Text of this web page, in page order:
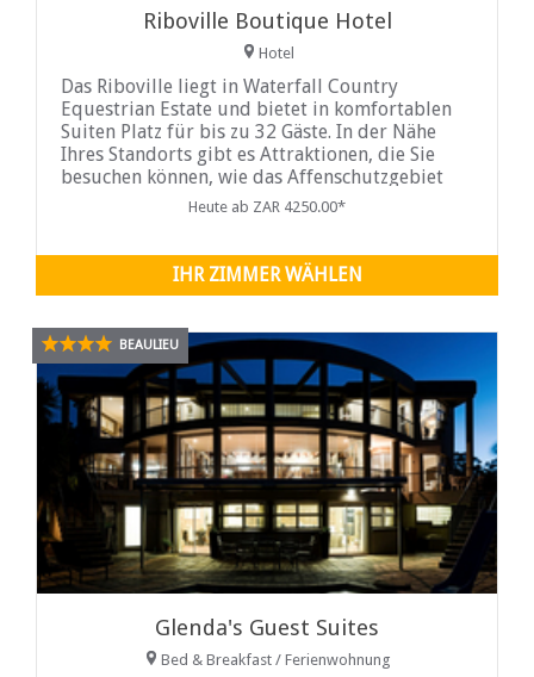
Riboville Boutique Hotel
Hotel
Das Riboville liegt in Waterfall Country
Equestrian Estate und bietet in komfortablen
Suiten Platz für bis zu 32 Gäste. In der Nähe
Ihres Standorts gibt es Attraktionen, die Sie
besuchen können, wie das Affenschutzgebiet
Elephant & Bushbabies oder der Lion and Safari
Heute ab ZAR 4250.00*
IHR ZIMMER WÄHLEN
BEAULIEU
Glenda's Guest Suites
Bed & Breakfast / Ferienwohnung